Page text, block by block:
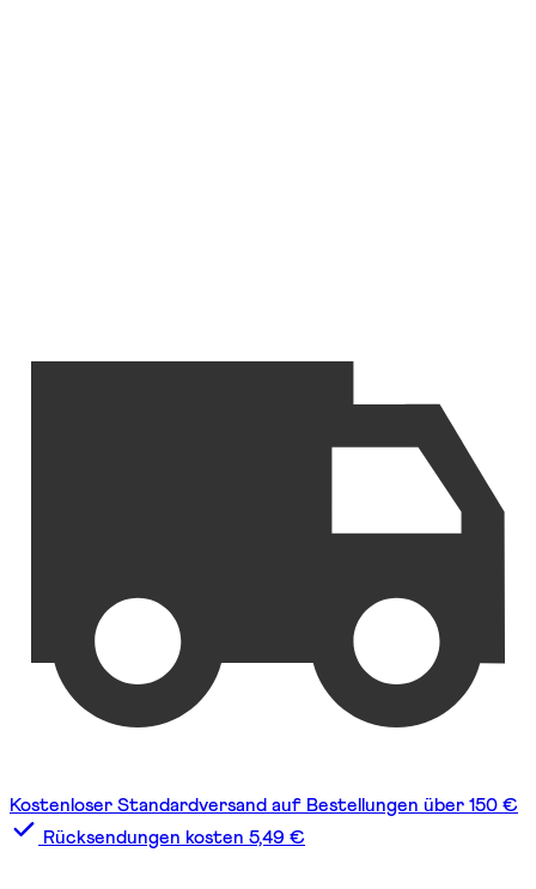
Kostenloser Standardversand auf Bestellungen über 150 €
Rücksendungen kosten 5,49 €